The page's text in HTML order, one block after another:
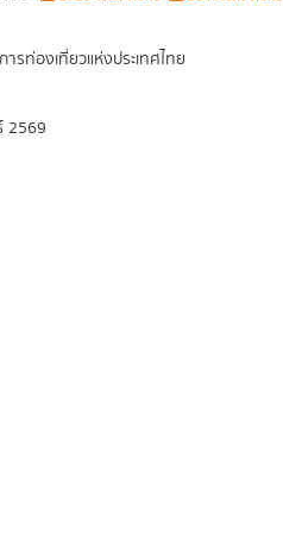
ท่องเที่ยวแห่งประเทศไทย
2569